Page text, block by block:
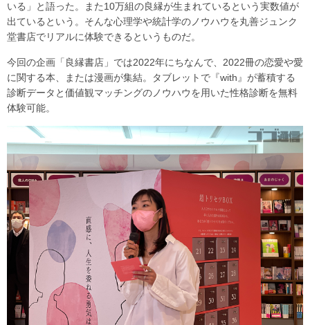
いる」と語った。また10万組の良縁が生まれているという実数値が
出ているという。そんな心理学や統計学のノウハウを丸善ジュンク
堂書店でリアルに体験できるというものだ。
今回の企画「良縁書店」では2022年にちなんで、2022冊の恋愛や愛
に関する本、または漫画が集結。タブレットで『with』が蓄積する
診断データと価値観マッチングのノウハウを用いた性格診断を無料
体験可能。